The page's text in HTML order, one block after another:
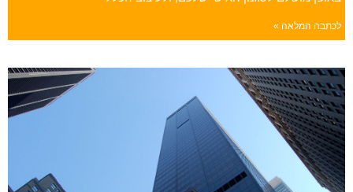
לכתבה המלאה »